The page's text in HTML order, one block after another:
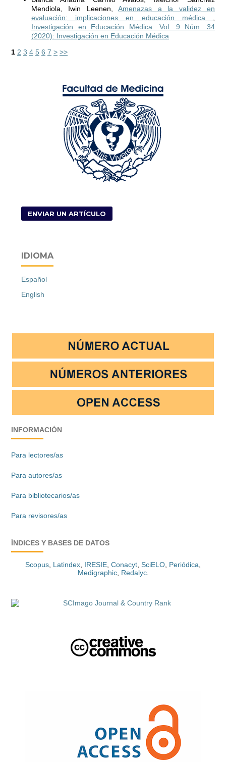
Mendiola, Iwin Leenen,Amenazas a la validez en
evaluación: implicaciones en educación médica
Investigación en Educación Médica: Vol. 9 Núm. 34
(2020): Investigación en Educación Médica
1 2 3 4 5 6 7 > >>
ENVIAR UN ARTÍCULO
IDIOMA
Español
English
INFORMACIÓN
Para lectores/as
Para autores/as
Para bibliotecarios/as
Para revisores/as
ÍNDICES Y BASES DE DATOS
Scopus Latindex IRESIE Conacyt SciELO Periódica
Medigraphic, Redalyc.